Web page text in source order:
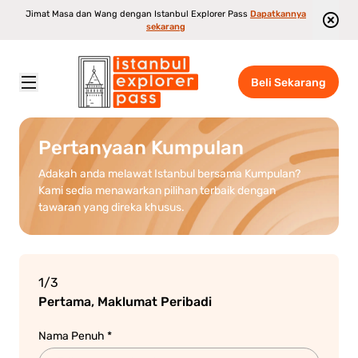
Jimat Masa dan Wang dengan Istanbul Explorer Pass Dapatkannya
sekarang
Beli Sekarang
Istanbul Explorer Pass \ Pertanyaan Kumpulan
Pertanyaan Kumpulan
Adakah anda melawat Istanbul bersama Kumpulan?
Kami sedia menawarkan pilihan terbaik dengan
tawaran yang direka khusus.
1/3
Pertama, Maklumat Peribadi
Nama Penuh *